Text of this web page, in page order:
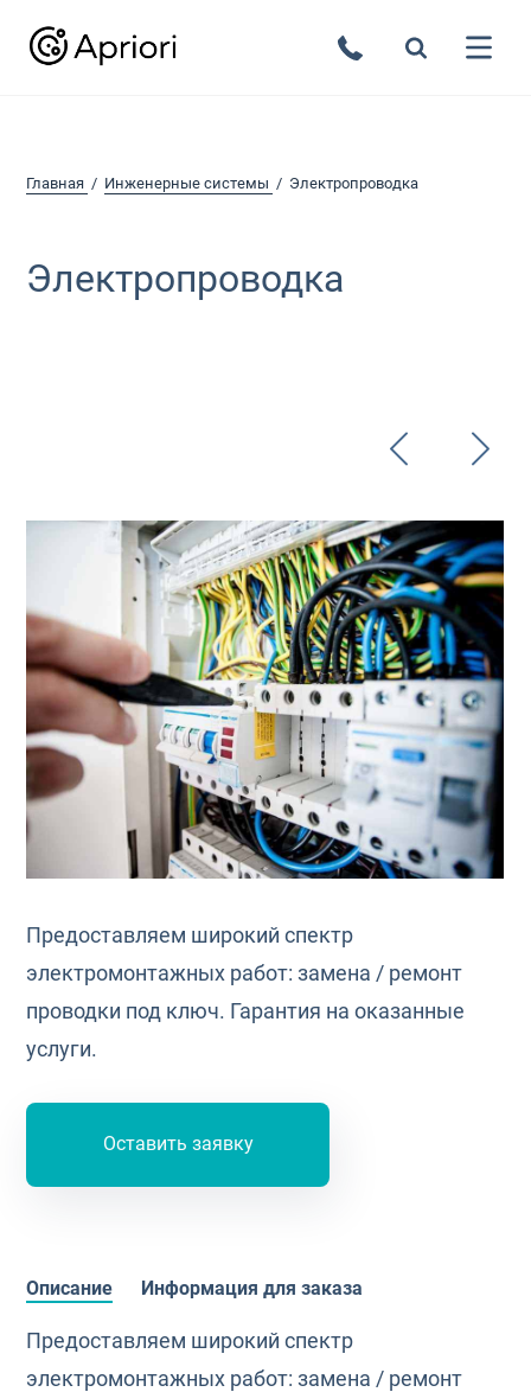
Главная Инженерные системы Электропроводка
Электропроводка
Предоставляем широкий спектр
электромонтажных работ: замена / ремонт
проводки под ключ. Гарантия на оказанные
услуги.
Оставить заявку
Описание Информация для заказа
Предоставляем широкий спектр
электромонтажных работ: замена / ремонт